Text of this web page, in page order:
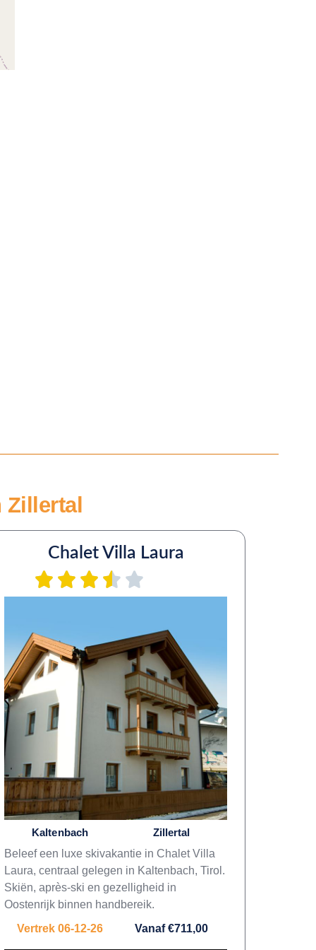
Chalet Villa Laura
Kaltenbach
Zillertal
Beleef een luxe skivakantie in Chalet Villa
Laura, centraal gelegen in Kaltenbach, Tirol.
Skiën, après-ski en gezelligheid in
Oostenrijk binnen handbereik.
Vertrek 06-12-26
Vanaf €711,00